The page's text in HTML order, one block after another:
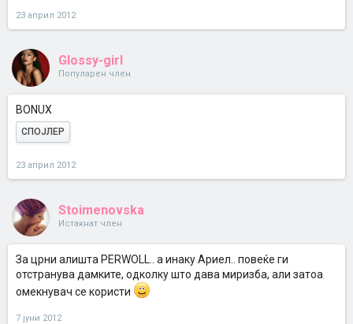
23 април 2012
Glossy-girl
Популарен член
BONUX
СПОЈЛЕР
23 април 2012
Stoimenovska
Истакнат член
За црни алишта PERWOLL.. а инаку Ариел.. повеќе ги
отстранува дамките, одколку што дава миризба, али затоа
омекнувач се користи
7 јуни 2012